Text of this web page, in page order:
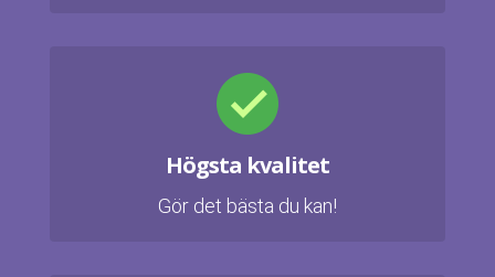
Högsta kvalitet
Gör det bästa du kan!